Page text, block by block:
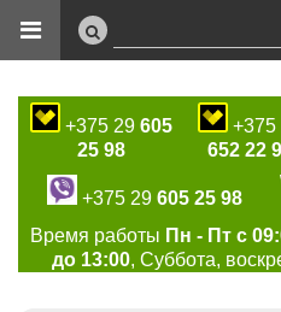
+375 29 605
25 98
+375
652 22
+375 29 605 25 98
Время работы Пн - Пт с
до 13:00, Суббота,